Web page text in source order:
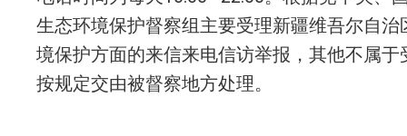
生态环境保护督察组主要受理新疆维吾尔自
境保护方面的来信来电信访举报，其他不属
按规定交由被督察地方处理。